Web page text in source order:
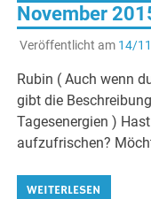
November
Veröffentlicht am 14/
Rubin ( Auch wenn
gibt die
Tagesenergien )
aufzufrischen?
WEITERLESEN